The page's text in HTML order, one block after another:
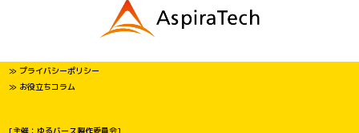
≫ プライバシーポリシー
≫ お役立ちコラム
[主催：ゆるバース製作委員会]